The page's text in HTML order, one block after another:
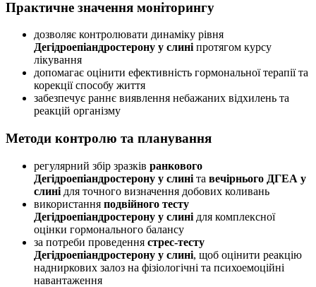
Практичне значення моніторингу
дозволяє контролювати динаміку рівня
Дегідроепіандростерону у слиніпротягом курсу
лікування
допомагає оцінити ефективність гормональної терапії та
корекції способу життя
забезпечує раннє виявлення небажаних відхилень та
реакцій організму
Методи контролю та планування
регулярний збір зразків ранкового
Дегідроепіандростерону у слині та вечірнього ДГЕА у
слині для точного визначення добових коливань
використання подвійного тесту
Дегідроепіандростерону у слині для комплексної
оцінки гормонального балансу
за потреби проведення стрес-тесту
Дегідроепіандростерону у слині, щоб оцінити реакцію
надниркових залоз на фізіологічні та психоемоційні
навантаження